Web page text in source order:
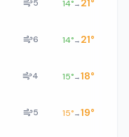
5 14°→ 21°
6 14°→ 21°
4 15°→18°
5 15°→19°